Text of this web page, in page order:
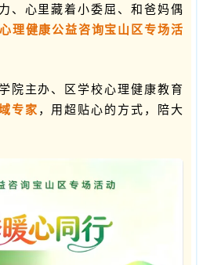
、心里藏着小委屈、和爸妈偶
理健康公益咨询宝山区专场活
院主办、区学校心理健康教育
专家 ，用超贴心的方式，陪大